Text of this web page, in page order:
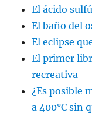
El ácido
El baño del
El eclipse
El primer
recreativa
¿Es posible
a 400°C sin